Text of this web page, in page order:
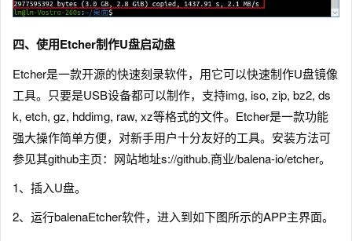
四、 使用Etcher制作U盘启动盘
Etcher是一款开源的快速刻录软件，用它可以快速制作U盘镜像
工具。只要是USB设备都可以制作，支持img, iso, zip, bz2, ds
k, etch, gz, hddimg, raw, xz等格式的文件。Etcher是一款功能
强大操作简单方便，对新手用户十分友好的工具。安装方法可
参见其github主页：网站地址s://github.商业/balena-io/etcher。
1、插入U盘。
2、运行balenaEtcher软件，进入到如下图所示的APP主界面。